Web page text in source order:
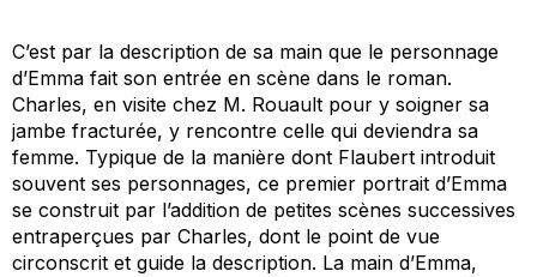
C’est par la description de sa main que le personnage
d’Emma fait son entrée en scène dans le roman.
Charles, en visite chez M. Rouault pour y soigner sa
jambe fracturée, y rencontre celle qui deviendra sa
femme. Typique de la manière dont Flaubert introduit
souvent ses personnages, ce premier portrait d’Emma
se construit par l’addition de petites scènes successives
entraperçues par Charles, dont le point de vue
circonscrit et guide la description. La main d’Emma,